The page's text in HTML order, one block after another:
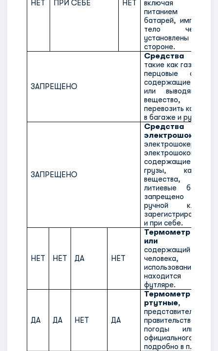
НЕТ ПРИ СЕБЕ НЕТ
включая
питанием от
батарей,
тело
установлены на
стороне.
ЗАПРЕЩЕНО
Средства
такие как газовые
перцовые
содержащие
или выводящее
вещество,
перевозить как при
в багаже и ручной
ЗАПРЕЩЕНО
Средства
электрошоковые
электрошокеры,
электрошоковые
содержащие
грузы, как
вещества,
литиевые
запрещено
ручной
и при себе.
НЕТ НЕТ ДА НЕТ
Термометр
или
содержащий ртуть,
человека, для
находится в
футляре.
ДА ДА НЕТ ДА
Термометр или
ртутные,
представителем
погоды или
официального
подробно в п.